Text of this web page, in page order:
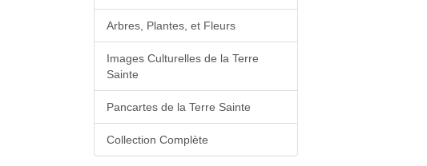
Arbres, Plantes, et Fleurs
Images Culturelles de la Terre
Sainte
Pancartes de la Terre Sainte
Collection Complète